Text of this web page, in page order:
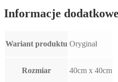
Informacje dodatkowe
Wariant produktu Oryginał
Rozmiar 40cm x 40cm